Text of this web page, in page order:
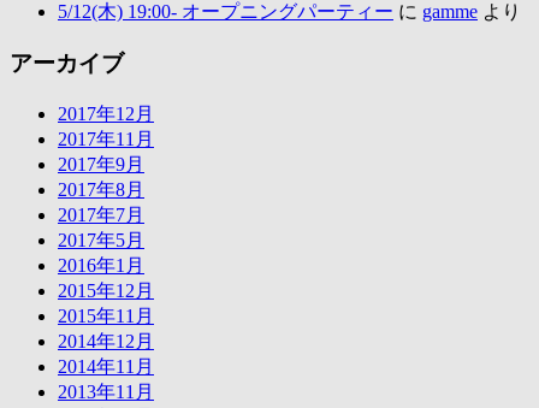
5/12(木) 19:00- オープニングパーティー に gamme より
アーカイブ
2017年12月
2017年11月
2017年9月
2017年8月
2017年7月
2017年5月
2016年1月
2015年12月
2015年11月
2014年12月
2014年11月
2013年11月